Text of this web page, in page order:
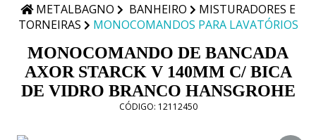
METALBAGNO BANHEIRO
MISTURADORES E
TORNEIRAS
MONOCOMANDOS PARA LAVATÓRIOS
MONOCOMANDO DE BANCADA
AXOR STARCK V 140MM C/ BICA
DE VIDRO BRANCO HANSGROHE
CÓDIGO: 12112450